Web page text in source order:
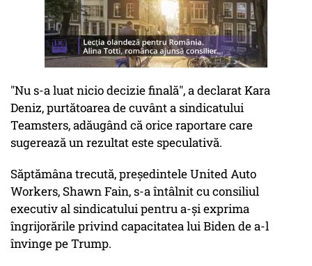
"Nu s-a luat nicio decizie finală", a declarat Kara
Deniz, purtătoarea de cuvânt a sindicatului
Teamsters, adăugând că orice raportare care
sugerează un rezultat este speculativă.
Săptămâna trecută, președintele United Auto
Workers, Shawn Fain, s-a întâlnit cu consiliul
executiv al sindicatului pentru a-și exprima
îngrijorările privind capacitatea lui Biden de a-l
învinge pe Trump.